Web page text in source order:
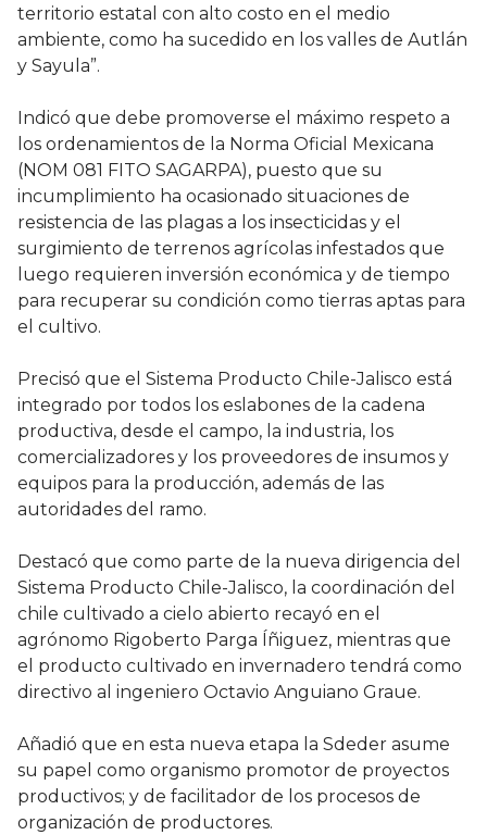
territorio estatal con alto costo en el medio
ambiente, como ha sucedido en los valles de Autlán
y Sayula”.
Indicó que debe promoverse el máximo respeto a
los ordenamientos de la Norma Oficial Mexicana
(NOM 081 FITO SAGARPA), puesto que su
incumplimiento ha ocasionado situaciones de
resistencia de las plagas a los insecticidas y el
surgimiento de terrenos agrícolas infestados que
luego requieren inversión económica y de tiempo
para recuperar su condición como tierras aptas para
el cultivo.
Precisó que el Sistema Producto Chile-Jalisco está
integrado por todos los eslabones de la cadena
productiva, desde el campo, la industria, los
comercializadores y los proveedores de insumos y
equipos para la producción, además de las
autoridades del ramo.
Destacó que como parte de la nueva dirigencia del
Sistema Producto Chile-Jalisco, la coordinación del
chile cultivado a cielo abierto recayó en el
agrónomo Rigoberto Parga Íñiguez, mientras que
el producto cultivado en invernadero tendrá como
directivo al ingeniero Octavio Anguiano Graue.
Añadió que en esta nueva etapa la Sdeder asume
su papel como organismo promotor de proyectos
productivos; y de facilitador de los procesos de
organización de productores.